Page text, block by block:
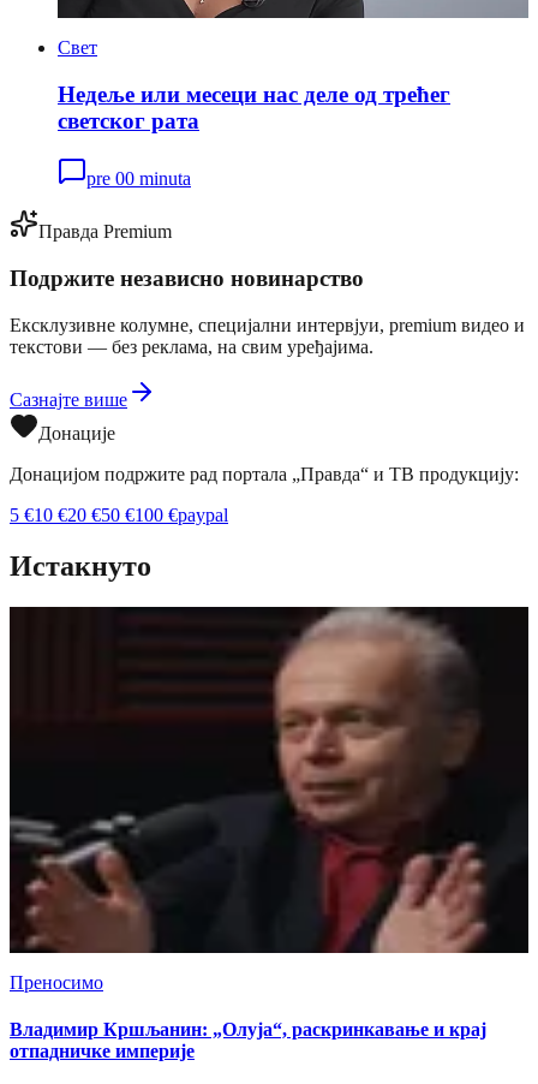
Свет
Недеље или месеци нас деле од трећег
светског рата
pre 00 minuta
Правда Premium
Подржите независно новинарство
Ексклузивне колумне, специјални интервјуи, premium видео и
текстови — без реклама, на свим уређајима.
Сазнајте више
Донације
Донацијом подржите рад портала „Правда“ и ТВ продукцију:
5 €10 €20 €50 €100 €paypal
Истакнуто
Преносимо
Владимир Кршљанин: „Олуја“, раскринкавање и крај
отпадничке империје